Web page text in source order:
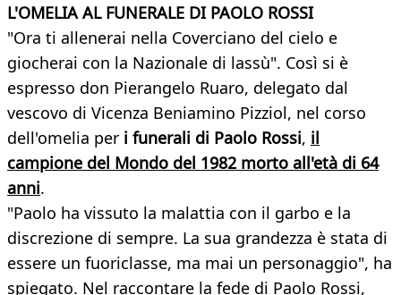
L'OMELIA AL FUNERALE DI PAOLO ROSSI
"Ora ti allenerai nella Coverciano del cielo e
giocherai con la Nazionale di lassù". Così si è
espresso don Pierangelo Ruaro, delegato dal
vescovo di Vicenza Beniamino Pizziol, nel corso
dell'omelia per i funerali di Paolo Rossi, il
campione del Mondo del 1982 morto all'età di 64
anni.
"Paolo ha vissuto la malattia con il garbo e la
discrezione di sempre. La sua grandezza è stata di
essere un fuoriclasse, ma mai un personaggio", ha
spiegato. Nel raccontare la fede di Paolo Rossi,